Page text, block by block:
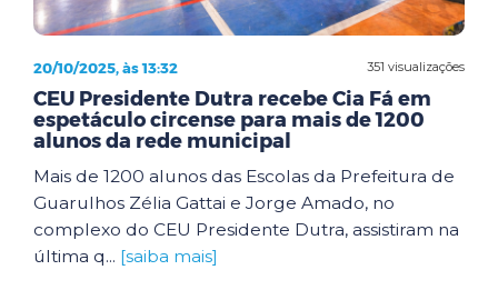
351 visualizações
20/10/2025, às 13:32
CEU Presidente Dutra recebe Cia Fá em
espetáculo circense para mais de 1200
alunos da rede municipal
Mais de 1200 alunos das Escolas da Prefeitura de
Guarulhos Zélia Gattai e Jorge Amado, no
complexo do CEU Presidente Dutra, assistiram na
última q... [saiba mais]